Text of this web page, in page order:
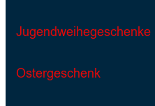
Jugendweihegeschenke
Ostergeschenk